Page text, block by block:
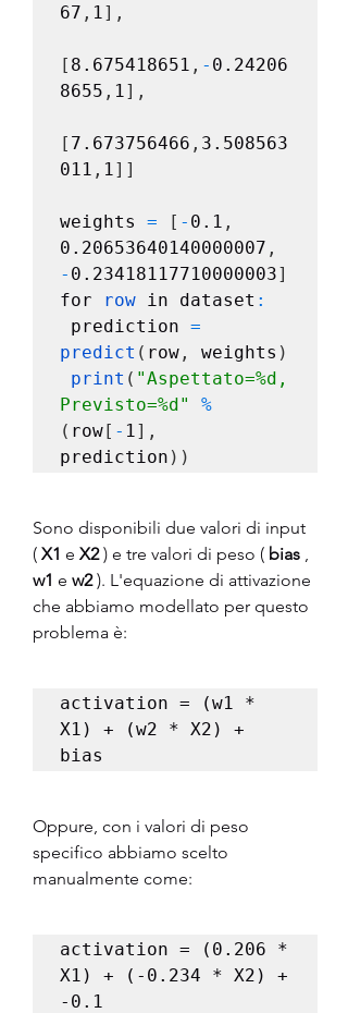
67 , 1 ],
[ 8.675418651 , - 0.24206
8655 , 1 ],
[ 7.673756466 , 3.508563
011 , 1 ]]
weights = [ - 0.1 ,
0.20653640140000007 ,
- 0.23418117710000003]
for
row in dataset :
prediction =
predict ( row , weights )
print ( "Aspettato=%d,
Previsto=%d"
%
( row[ - 1 ],
prediction ))
Sono disponibili due valori di input
( X1 e X2 ) e tre valori di peso ( bias
w1 e w2 ). L'equazione di attivazione
che abbiamo modellato per questo
problema è:
activation = (w1 *
X1) + (w2 * X2) +
bias
Oppure, con i valori di peso
specifico abbiamo scelto
manualmente come:
activation = (0.206 *
X1) + (-0.234 * X2) +
-0.1